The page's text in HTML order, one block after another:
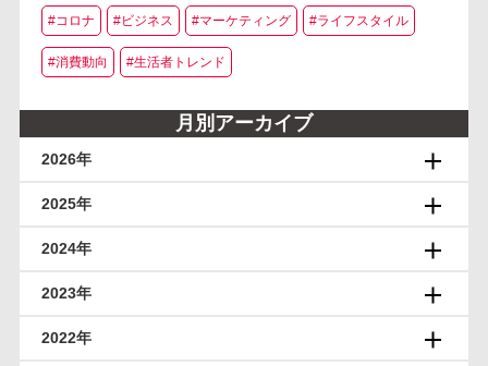
#コロナ #ビジネス #マーケティング #ライフスタイル
#消費動向 #生活者トレンド
月別アーカイブ
2026年
2025年
2024年
2023年
2022年